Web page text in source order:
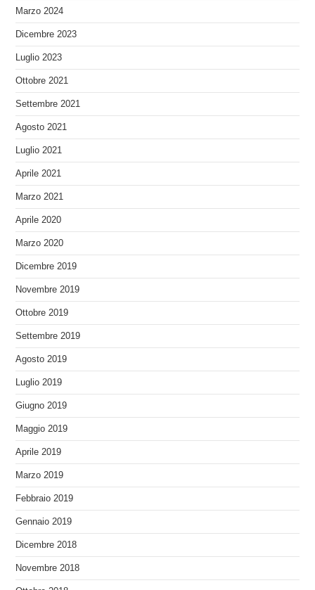
Marzo 2024
Dicembre 2023
Luglio 2023
Ottobre 2021
Settembre 2021
Agosto 2021
Luglio 2021
Aprile 2021
Marzo 2021
Aprile 2020
Marzo 2020
Dicembre 2019
Novembre 2019
Ottobre 2019
Settembre 2019
Agosto 2019
Luglio 2019
Giugno 2019
Maggio 2019
Aprile 2019
Marzo 2019
Febbraio 2019
Gennaio 2019
Dicembre 2018
Novembre 2018